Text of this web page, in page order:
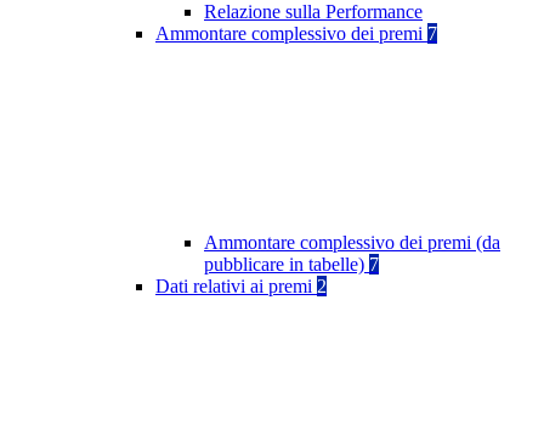
Relazione sulla Performance
Ammontare complessivo dei premi 7
Ammontare complessivo dei premi (da
pubblicare in tabelle) 7
Dati relativi ai premi 2